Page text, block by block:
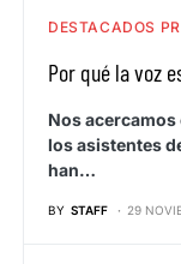
DESTACADOS
Por qué la voz
Nos acercamos
los asistentes
han…
BY STAFF 29